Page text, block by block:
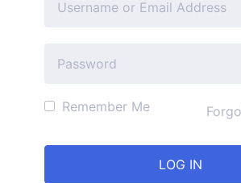
Remember Me